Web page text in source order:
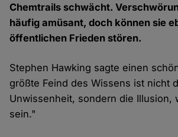
Chemtrails schwächt.
häufig amüsant, doch können sie
öffentlichen Frieden stören.
Stephen Hawking sagte einen
größte Feind des Wissens ist nicht
Unwissenheit, sondern die Illusion,
sein."